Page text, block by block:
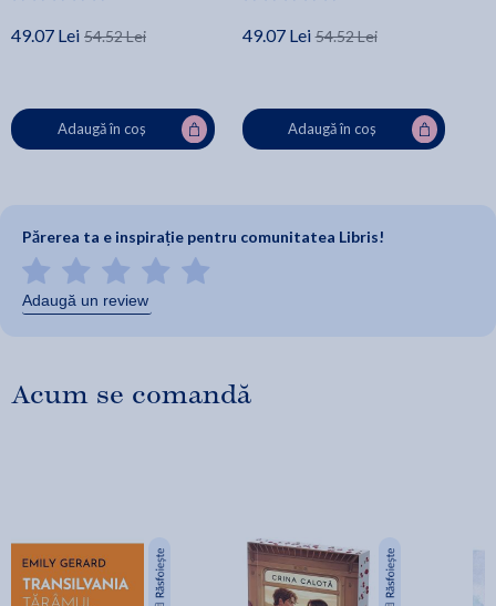
49.07 Lei 54.52 Lei
Adaugă în coș
49.07 Lei 54.52 Lei
Adaugă în coș
Părerea ta e inspirație pentru comunitatea Libris!
Adaugă un review
Acum se comandă